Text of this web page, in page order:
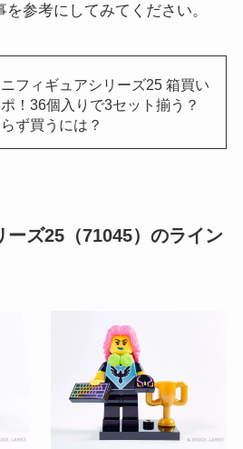
参考にしてみてください。
ニフィギュアシリーズ25 箱買い
！36個入りで3セット揃う？
ず買うには？
ーズ25（71045）のライン